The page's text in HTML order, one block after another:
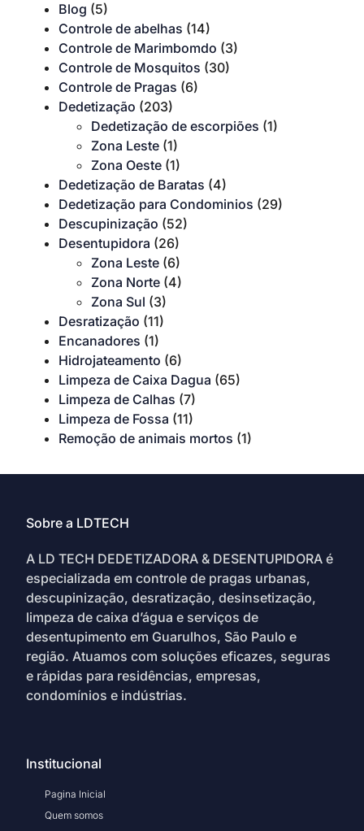
Blog (5)
Controle de abelhas (14)
Controle de Marimbomdo (3)
Controle de Mosquitos (30)
Controle de Pragas (6)
Dedetização (203)
Dedetização de escorpiões (1)
Zona Leste (1)
Zona Oeste (1)
Dedetização de Baratas (4)
Dedetização para Condominios (29)
Descupinização (52)
Desentupidora (26)
Zona Leste (6)
Zona Norte (4)
Zona Sul (3)
Desratização (11)
Encanadores (1)
Hidrojateamento (6)
Limpeza de Caixa Dagua (65)
Limpeza de Calhas (7)
Limpeza de Fossa (11)
Remoção de animais mortos (1)
Sobre a LDTECH
A LD TECH DEDETIZADORA & DESENTUPIDORA é
especializada em controle de pragas urbanas,
descupinização, desratização, desinsetização,
limpeza de caixa d’água e serviços de
desentupimento em Guarulhos, São Paulo e
região. Atuamos com soluções eficazes, seguras
e rápidas para residências, empresas,
condomínios e indústrias.
Institucional
Pagina Inicial
Quem somos